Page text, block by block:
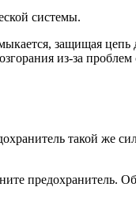
системы.
защищая
из-за проблем
такой же
предохранитель.